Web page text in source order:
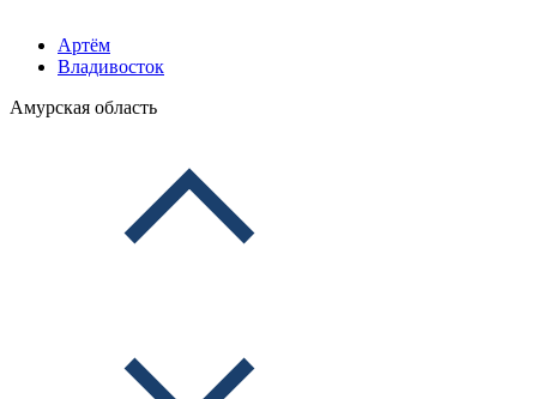
Артём
Владивосток
Амурская область